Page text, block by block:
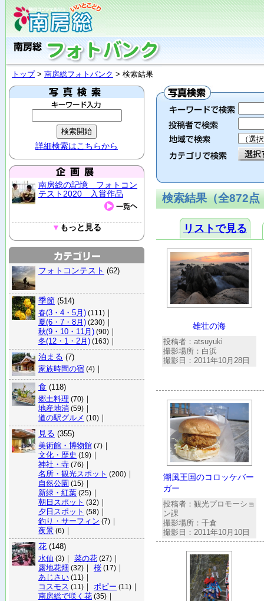
トップ> 南房総フォトバンク > 検索結果
詳細検索はこちらから
南房総の記憶 フォトコン
テスト2020 入賞作品
▼ もっと見る
フォトコンテスト (62)
季節 (514)
春(3・4・5月) (111) ｜
夏(6・7・8月) (230) ｜
秋(9・10・11月) (90) ｜
冬(12・1・2月) (163) ｜
泊まる (7)
家族時間の宿 (4) ｜
食 (118)
郷土料理 (70) ｜
地産地消 (59) ｜
道の駅グルメ (10) ｜
見る (355)
美術館・博物館 (7) ｜
文化・歴史 (19) ｜
神社・寺 (76) ｜
名所・観光スポット (200) ｜
自然公園 (15) ｜
新緑・紅葉 (25) ｜
朝日スポット (32) ｜
夕日スポット (58) ｜
釣り・サーフィン (7) ｜
夜景 (6) ｜
花 (148)
水仙 (3) ｜ 菜の花 (27) ｜
露地花畑 (32) ｜ 桜 (17) ｜
あじさい (11) ｜
コスモス (11) ｜ ポピー (11) ｜
南房総で咲く花 (35) ｜
検索結果（全872点
リストで見る
雄壮の海
投稿者：atsuyuki
撮影場所：白浜
撮影日：2011年10月28日
潮風王国のコロッケバー
ガー
投稿者：観光プロモーショ
ン課
撮影場所：千倉
撮影日：2011年10月10日